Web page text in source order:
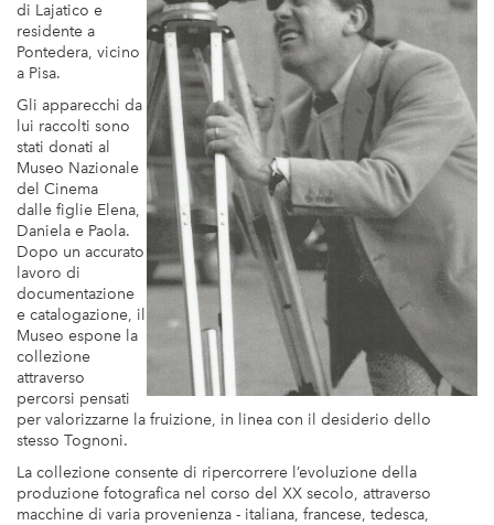
di Lajatico e
residente a
Pontedera, vicino
a Pisa.
Gli apparecchi da
lui raccolti sono
stati donati al
Museo Nazionale
del Cinema
dalle figlie Elena,
Daniela e Paola.
Dopo un accurato
lavoro di
documentazione
e catalogazione, il
Museo espone la
collezione
attraverso
percorsi pensati
per valorizzarne la fruizione, in linea con il desiderio dello
stesso Tognoni.
La collezione consente di ripercorrere l’evoluzione della
produzione fotografica nel corso del XX secolo, attraverso
macchine di varia provenienza - italiana, francese, tedesca,